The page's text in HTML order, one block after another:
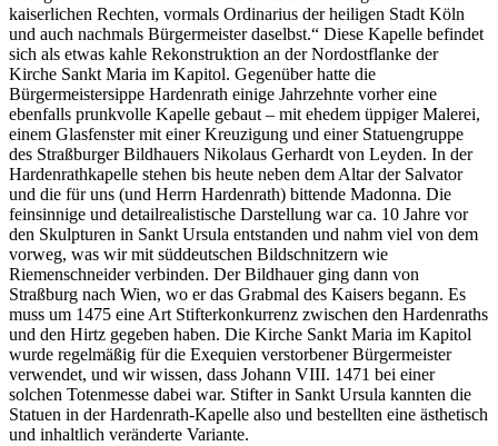
kaiserlichen Rechten, vormals Ordinarius der heiligen Stadt Köln
und auch nachmals Bürgermeister daselbst.“ Diese Kapelle befindet
sich als etwas kahle Rekonstruktion an der Nordostflanke der
Kirche Sankt Maria im Kapitol. Gegenüber hatte die
Bürgermeistersippe Hardenrath einige Jahrzehnte vorher eine
ebenfalls prunkvolle Kapelle gebaut – mit ehedem üppiger Malerei,
einem Glasfenster mit einer Kreuzigung und einer Statuengruppe
des Straßburger Bildhauers Nikolaus Gerhardt von Leyden. In der
Hardenrathkapelle stehen bis heute neben dem Altar der Salvator
und die für uns (und Herrn Hardenrath) bittende Madonna. Die
feinsinnige und detailrealistische Darstellung war ca. 10 Jahre vor
den Skulpturen in Sankt Ursula entstanden und nahm viel von dem
vorweg, was wir mit süddeutschen Bildschnitzern wie
Riemenschneider verbinden. Der Bildhauer ging dann von
Straßburg nach Wien, wo er das Grabmal des Kaisers begann. Es
muss um 1475 eine Art Stifterkonkurrenz zwischen den Hardenraths
und den Hirtz gegeben haben. Die Kirche Sankt Maria im Kapitol
wurde regelmäßig für die Exequien verstorbener Bürgermeister
verwendet, und wir wissen, dass Johann VIII. 1471 bei einer
solchen Totenmesse dabei war. Stifter in Sankt Ursula kannten die
Statuen in der Hardenrath-Kapelle also und bestellten eine ästhetisch
und inhaltlich veränderte Variante.